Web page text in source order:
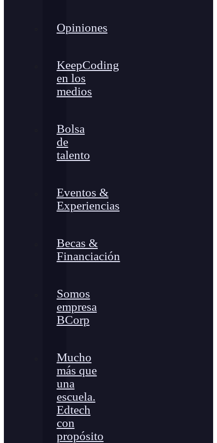
Opiniones
KeepCoding
en los
medios
Bolsa
de
talento
Eventos &
Experiencias
Becas &
Financiación
Somos
empresa
BCorp
Mucho
más que
una
escuela.
Edtech
con
propósito